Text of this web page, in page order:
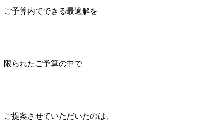
ご予算内でできる最適解を
限られたご予算の中で
ご提案させていただいたのは、